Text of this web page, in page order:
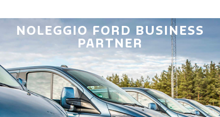
NOLEGGIO FORD BUSINESS
PARTNER